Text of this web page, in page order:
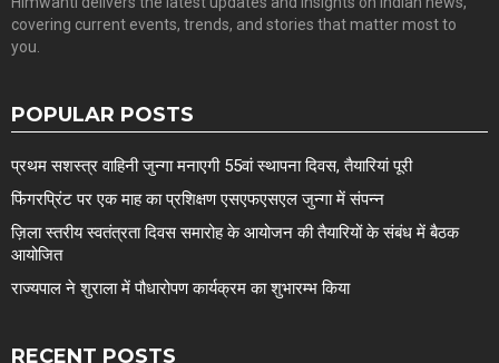
covering current events, trends, and stories that matter most to
you.
POPULAR POSTS
प्रथम सशस्त्र वाहिनी जुन्गा मनाएगी 55वां स्थापना दिवस, तैयारियां पूरी
फिंगरप्रिंट पर एक माह का प्रशिक्षण एसएफएसएल जुन्गा में संपन्न
ज़िला स्तरीय स्वतंत्रता दिवस समारोह के आयोजन की तैयारियों के संबंध में बैठक
आयोजित
राज्यपाल ने शुराला में पौधारोपण कार्यक्रम का शुभारम्भ किया
RECENT POSTS